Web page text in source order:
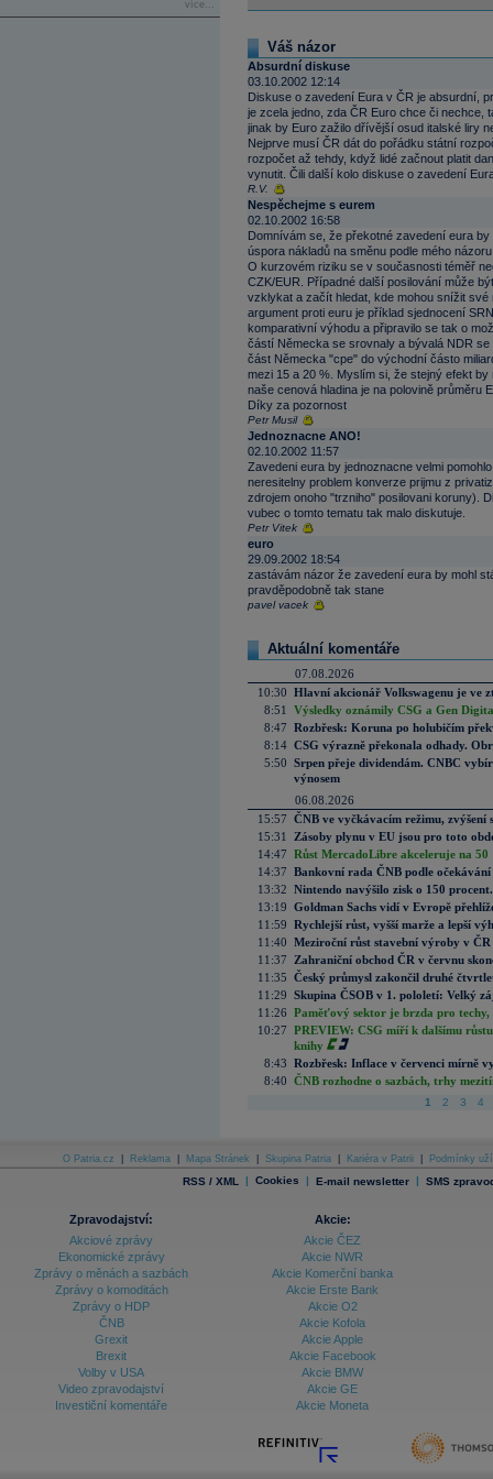
více...
Váš názor
Absurdní diskuse
03.10.2002 12:14
Diskuse o zavedení Eura v ČR je absurdní,
je zcela jedno, zda ČR Euro chce či nechce,
jinak by Euro zažilo dřívější osud italské liry
Nejprve musí ČR dát do pořádku státní
rozpočet až tehdy, když lidé začnout platit
vynutit. Čili další kolo diskuse o zavedení
R.V.
Nespěchejme s eurem
02.10.2002 16:58
Domnívám se, že překotné zavedení eura
úspora nákladů na směnu podle mého
O kurzovém riziku se v současnosti téměř
CZK/EUR. Případné další posilování může
vzklykat a začít hledat, kde mohou snížit
argument proti euru je příklad sjednocení
komparativní výhodu a připravilo se tak o
částí Německa se srovnaly a bývalá NDR
část Německa "cpe" do východní částo
mezi 15 a 20 %. Myslím si, že stejný efekt
naše cenová hladina je na polovině průměru
Díky za pozornost
Petr Musil
Jednoznacne ANO!
02.10.2002 11:57
Zavedeni eura by jednoznacne velmi
neresitelny problem konverze prijmu z
zdrojem onoho "trzniho" posilovani koruny).
vubec o tomto tematu tak malo diskutuje.
Petr Vitek
euro
29.09.2002 18:54
zastávám názor že zavedení eura by mohl
pravděpodobně tak stane
pavel vacek
Aktuální komentáře
07.08.2026
10:30 Hlavní akcionář Volkswagenu je ve
8:51
Výsledky oznámily CSG a Gen
8:47 Rozbřesk: Koruna po holubičím
8:14 CSG výrazně překonala odhady.
5:50 Srpen přeje dividendám. CNBC
výnosem
06.08.2026
15:57 ČNB ve vyčkávacím režimu, zvýšení
15:31
Zásoby plynu v EU jsou pro toto
14:47 Růst MercadoLibre akceleruje na
14:37 Bankovní rada ČNB podle
13:32 Nintendo navýšilo zisk o 150
13:19 Goldman Sachs vidí v Evropě
11:59 Rychlejší růst, vyšší marže a lepší
11:40 Meziroční růst stavební výroby v
11:37
Zahraniční obchod ČR v červnu
11:35 Český průmysl zakončil druhé
11:29 Skupina ČSOB v 1. pololetí: Velký
11:26 Paměťový sektor je brzda pro techy,
10:27 PREVIEW: CSG míří k dalšímu
knihy
8:43 Rozbřesk: Inflace v červenci mírně
8:40 ČNB rozhodne o sazbách, trhy
1 2 3 4
O Patria.cz Reklama Mapa Stránek Skupina Patria Kariéra v Patrii Podmínky
RSS / XML | Cookies | E-mail newsletter | SMS
Zpravodajství:
Akciové zprávy
Ekonomické zprávy
Zprávy o měnách a sazbách
Zprávy o komoditách
Zprávy o HDP
ČNB
Grexit
Brexit
Volby v USA
Video zpravodajství
Investiční komentáře
Akcie:
Akcie ČEZ
Akcie NWR
Akcie Komerční banka
Akcie Erste Bank
Akcie O2
Akcie Kofola
Akcie Apple
Akcie Facebook
Akcie BMW
Akcie GE
Akcie Moneta